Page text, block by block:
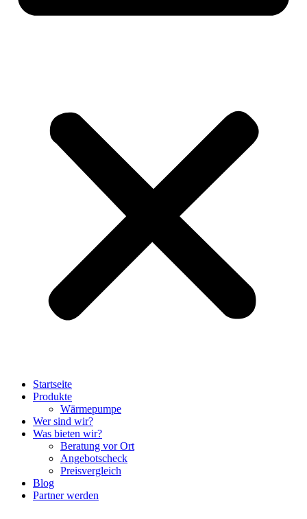
Startseite
Produkte
Wärmepumpe
Wer sind wir?
Was bieten wir?
Beratung vor Ort
Angebotscheck
Preisvergleich
Blog
Partner werden